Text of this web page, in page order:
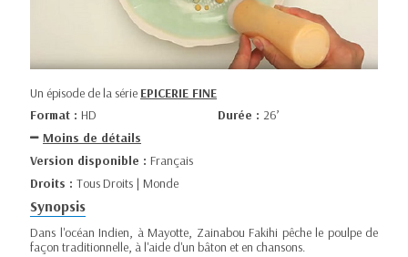
Un épisode de la série EPICERIE FINE
Format : HD Durée : 26’
Moins de détails
Version disponible : Français
Droits : Tous Droits | Monde
Synopsis
Dans l'océan Indien, à Mayotte, Zainabou Fakihi pêche le poulpe de
façon traditionnelle, à l'aide d'un bâton et en chansons.